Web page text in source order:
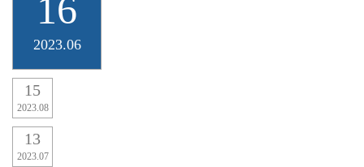
16
2023.06
15
2023.08
13
2023.07